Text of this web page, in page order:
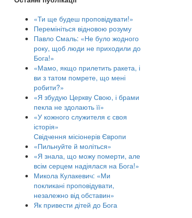
«Ти ще будеш проповідувати!»
Перемініться відновою розуму
Павло Смаль: «Не було жодного
року, щоб люди не приходили до
Бога!»
«Мамо, якщо прилетить ракета, і
ви з татом помрете, що мені
робити?»
«Я збудую Церкву Свою, і брами
пекла не здолають її»
«У кожного служителя є своя
історія»
Свідчення місіонерів Європи
«Пильнуйте й моліться»
«Я знала, що можу померти, але
всім серцем надіялася на Бога!»
Микола Кулакевич: «Ми
покликані проповідувати,
незалежно від обставин»
Як привести дітей до Бога